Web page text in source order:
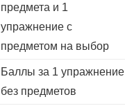
предмета и 1
упражнение с
предметом на выбор
Баллы за 1 упражнение
без предметов